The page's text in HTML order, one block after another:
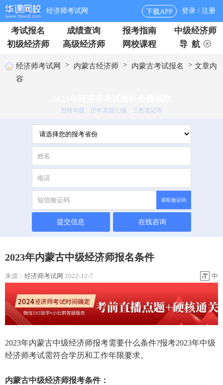
经济师考试网 下载APP 登录 / 注册
考试报名 成绩查询 报考指南
中级经济师
初级经济师
高级经济师 网校课程 导 航
经济师考试网 > 内蒙古经济师 > 内蒙古考试报名 > 文章内
容
思维导题、历年真题汇编、三色笔记等
获取验证码
提交信息 在线咨询
2023年内蒙古中级经济师报名条件
来源： 经济师考试网 2022-12-7 中
2023年内蒙古中级经济师报考需要什么条件?报考2023年中级
经济师考试需符合学历和工作年限要求。
内蒙古中级经济师报考条件：